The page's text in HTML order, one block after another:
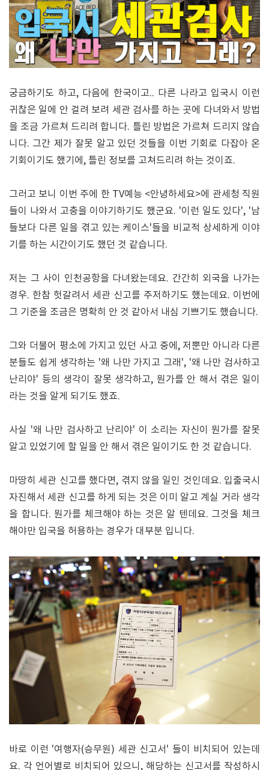
궁금하기도 하고, 다음에 한국이고.. 다른 나라고 입국시 이런
귀찮은 일에 안 걸려 보려 세관 검사를 하는 곳에 다녀와서 방법
을 조금 가르쳐 드리려 합니다. 틀린 방법은 가르쳐 드리지 않습
니다. 그간 제가 잘못 알고 있던 것들을 이번 기회로 다잡아 온
기회이기도 했기에, 틀린 정보를 고쳐드리려 하는 것이죠.
그러고 보니 이번 주에 한 TV예능 <안녕하세요>에 관세청 직원
들이 나와서 고충을 이야기하기도 했군요. '이런 일도 있다', '남
들보다 다른 일을 겪고 있는 케이스'들을 비교적 상세하게 이야
기를 하는 시간이기도 했던 것 같습니다.
저는 그 사이 인천공항을 다녀왔는데요. 간간히 외국을 나가는
경우. 한참 헛갈려서 세관 신고를 주저하기도 했는데요. 이번에
그 기준을 조금은 명확히 안 것 같아서 내심 기쁘기도 했습니다.
그와 더불어 평소에 가지고 있던 사고 중에, 저뿐만 아니라 다른
분들도 쉽게 생각하는 '왜 나만 가지고 그래', '왜 나만 검사하고
난리야' 등의 생각이 잘못 생각하고, 뭔가를 안 해서 겪은 일이
라는 것을 알게 되기도 했죠.
사실 '왜 나만 검사하고 난리야' 이 소리는 자신이 뭔가를 잘못
알고 있었기에 할 일을 안 해서 겪은 일이기도 한 것 같습니다.
마땅히 세관 신고를 했다면, 겪지 않을 일인 것인데요. 입출국시
자진해서 세관 신고를 하게 되는 것은 이미 알고 계실 거라 생각
을 합니다. 뭔가를 체크해야 하는 것은 알 텐데요. 그것을 체크
해야만 입국을 허용하는 경우가 대부분 입니다.
바로 이런 '여행자(승무원) 세관 신고서' 들이 비치되어 있는데
요. 각 언어별로 비치되어 있으니, 해당하는 신고서를 작성하시